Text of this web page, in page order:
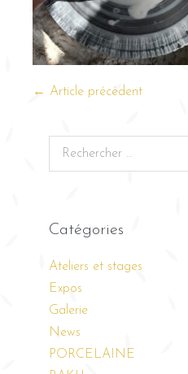
← Article précédent
Catégories
Ateliers et stages
Expos
Galerie
News
PORCELAINE